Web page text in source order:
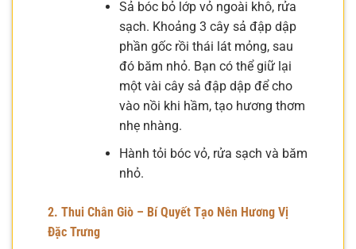
Sả bóc bỏ lớp vỏ ngoài khô, rửa
sạch. Khoảng 3 cây sả đập dập
phần gốc rồi thái lát mỏng, sau
đó băm nhỏ. Bạn có thể giữ lại
một vài cây sả đập dập để cho
vào nồi khi hầm, tạo hương thơm
nhẹ nhàng.
Hành tỏi bóc vỏ, rửa sạch và băm
nhỏ.
2. Thui Chân Giò – Bí Quyết Tạo Nên Hương Vị
Đặc Trưng